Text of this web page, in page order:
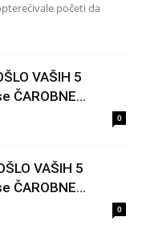
početi da
VAŠIH 5
ČAROBNE...
0
VAŠIH 5
ČAROBNE...
0